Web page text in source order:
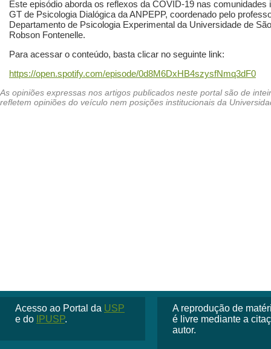
Este episódio aborda os reflexos da COVID-19 nas
GT de Psicologia Dialógica da ANPEPP, coordenado pelo
Departamento de Psicologia Experimental da Universidade de
Robson Fontenelle.
Para acessar o conteúdo, basta clicar no seguinte link:
https://open.spotify.com/episode/0d8M6DxHB4szysfNmq3dF0
Acesso ao Portal da USP
e do
IPUSP.
A reprodução de
é livre mediante a
autor.